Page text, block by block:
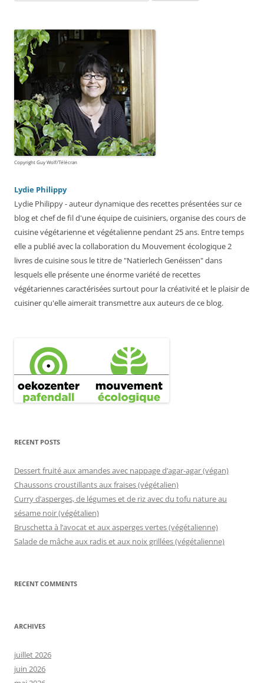
Copyright Guy Wolf/Télécran
Lydie Philippy
Lydie Philippy - auteur dynamique des recettes présentées sur ce
blog et chef de fil d'une équipe de cuisiniers, organise des cours de
cuisine végétarienne et végétalienne pendant 25 ans. Entre temps
elle a publié avec la collaboration du Mouvement écologique 2
livres de cuisine sous le titre de "Natierlech Genéissen" dans
lesquels elle présente une énorme variété de recettes
végétariennes caractérisées surtout pour la créativité et le plaisir de
cuisiner qu'elle aimerait transmettre aux auteurs de ce blog.
RECENT POSTS
Dessert fruité aux amandes avec nappage d’agar-agar (végan)
Chaussons croustillants aux fraises (végétalien)
Curry d’asperges, de légumes et de riz avec du tofu nature au
sésame noir (végétalien)
Bruschetta à l’avocat et aux asperges vertes (végétalienne)
Salade de mâche aux radis et aux noix grillées (végétalienne)
RECENT COMMENTS
ARCHIVES
juillet 2026
juin 2026